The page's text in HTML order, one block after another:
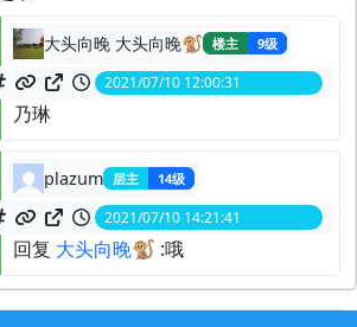
大头向晚 大头向晚🐒 楼主 9级
2021/07/10 12:00:31
乃琳
plazum 层主 14级
2021/07/10 14:21:41
回复 大头向晚🐒 :哦